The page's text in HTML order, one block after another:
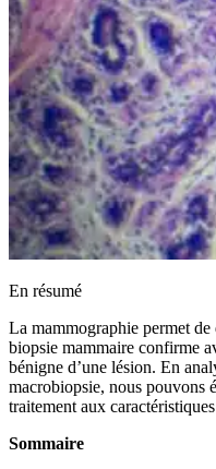
En résumé
La mammographie permet de
biopsie mammaire confirme
bénigne d’une lésion. En
macrobiopsie, nous pouvons
traitement aux
Sommaire